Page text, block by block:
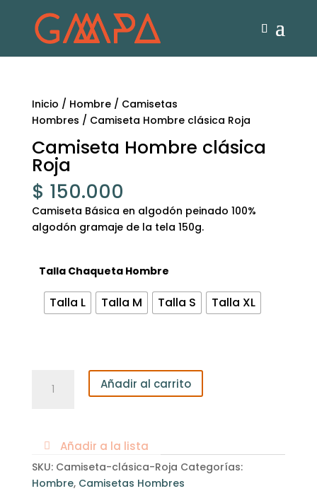
Inicio / Hombre/ Camisetas
Hombres / Camiseta Hombre clásica Roja
Camiseta Hombre clásica
Roja
$ 150.000
Camiseta Básica en algodón peinado 100%
algodón gramaje de la tela 150g.
Talla Chaqueta Hombre
Talla L Talla M Talla S Talla XL
Hombre
cantidad
Añadir al carrito
Añadir a la lista
SKU: Camiseta-clásica-Roja Categorías:
Hombre, Camisetas Hombres